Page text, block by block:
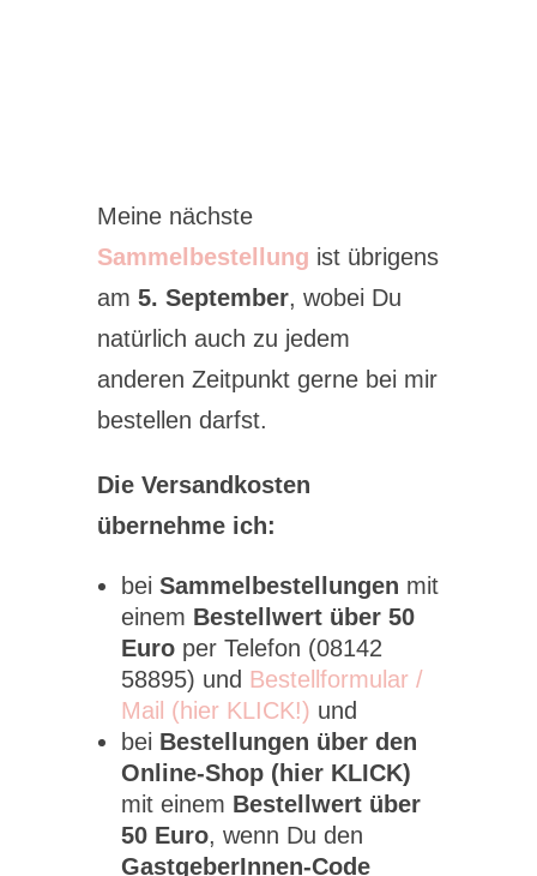
Meine nächste
Sammelbestellung ist übrigens
am 5. September, wobei Du
natürlich auch zu jedem
anderen Zeitpunkt gerne bei mir
bestellen darfst.
Die Versandkosten
übernehme ich:
bei Sammelbestellungen mit
einem Bestellwert über 50
Euro per Telefon (08142
58895) und Bestellformular /
Mail (hier KLICK!) und
bei Bestellungen über den
Online-Shop (hier KLICK)
mit einem Bestellwert über
50 Euro, wenn Du den
GastgeberInnen-Code